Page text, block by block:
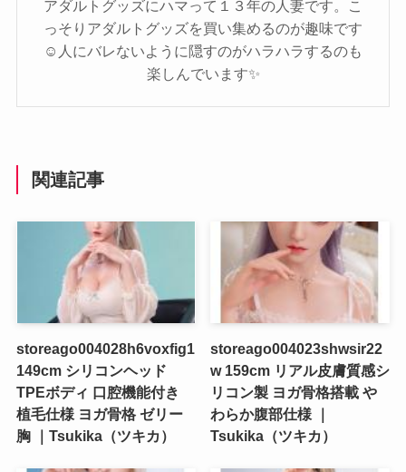
アダルトグッズにハマって１３年の人妻です。こ
っそりアダルトグッズを買い集めるのが趣味です
☺️人にバレないように隠すのがハラハラするのも
楽しんでいます✨️
関連記事
storeago004028h6voxfig1
149cm シリコンヘッド
TPEボディ 口腔機能付き
植毛仕様 ヨガ骨格 ゼリー
胸 ｜Tsukika（ツキカ）
storeago004023shwsir22
w 159cm リアル皮膚質感シ
リコン製 ヨガ骨格搭載 や
わらか腹部仕様 ｜
Tsukika（ツキカ）